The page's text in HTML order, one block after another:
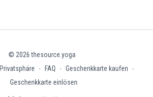
© 2026 thesource.yoga
Privatsphäre ∙ FAQ ∙ Geschenkkarte kaufen
∙
Geschenkkarte einlösen